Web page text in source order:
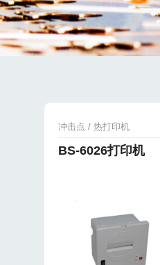
冲击点 / 热打印机
BS-6026打印机